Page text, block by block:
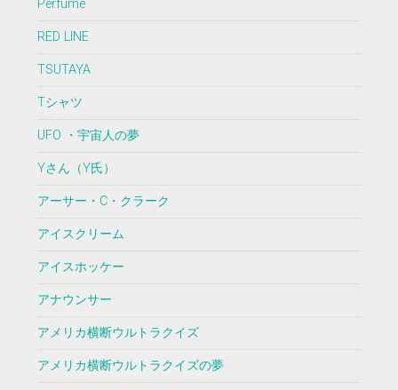
Perfume
RED LINE
TSUTAYA
Tシャツ
UFO ・宇宙人の夢
Yさん（Y氏）
アーサー・C・クラーク
アイスクリーム
アイスホッケー
アナウンサー
アメリカ横断ウルトラクイズ
アメリカ横断ウルトラクイズの夢